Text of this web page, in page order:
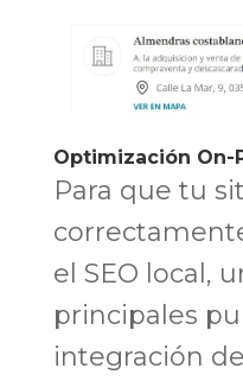
Optimización On-
Para que tu
el SEO local,
principales
integración de